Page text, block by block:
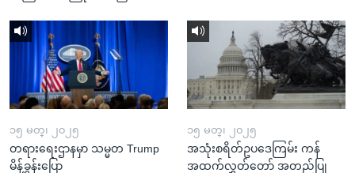
၁၅ မတ္၊ ၂၀၂၅
တရားရေးဌာနမှာ သမ္မတ Trump
မိန့်ခွန်းပြော
၁၅ မတ္၊ ၂၀၂၅
အသုံးစရိတ်ဥပဒေကြမ်း ကန်
အထက်လွှတ်တော် အတည်ပြု